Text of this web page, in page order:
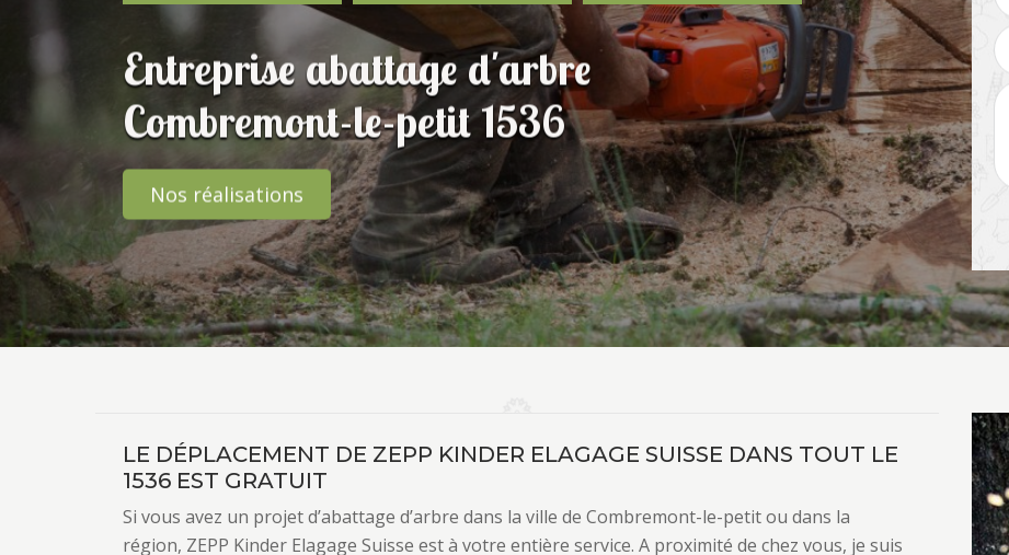
Entreprise abattage d'arbre
Combremont-le-petit 1536
Nos réalisations
LE DÉPLACEMENT DE ZEPP KINDER ELAGAGE SUISSE DANS TOUT LE
1536 EST GRATUIT
Si vous avez un projet d’abattage d’arbre dans la ville de Combremont-le-petit ou dans la
région, ZEPP Kinder Elagage Suisse est à votre entière service. A proximité de chez vous, je suis